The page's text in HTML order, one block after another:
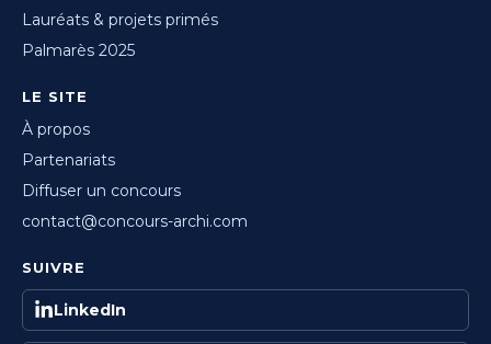
Lauréats & projets primés
Palmarès 2025
LE SITE
À propos
Partenariats
Diffuser un concours
contact@concours-archi.com
SUIVRE
LinkedIn